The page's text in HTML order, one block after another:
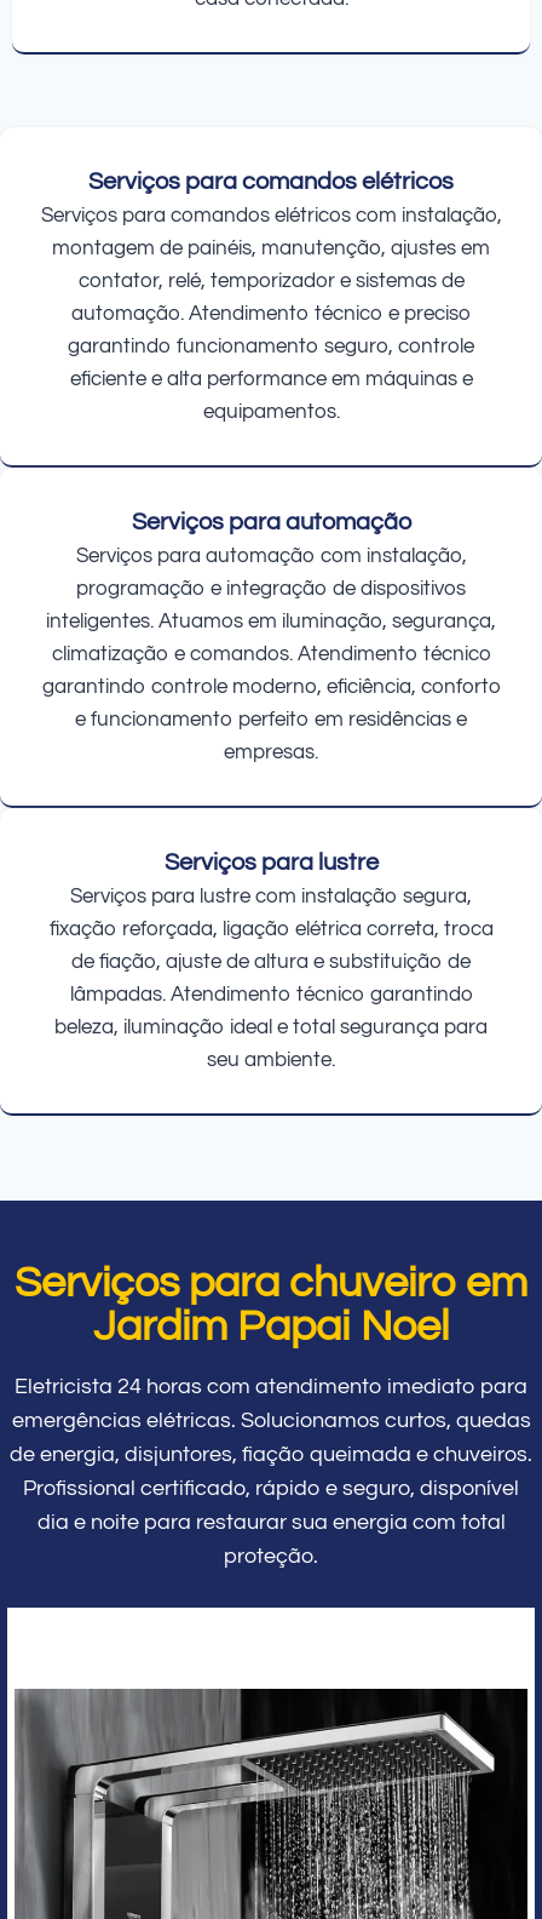
Serviços para comandos elétricos
Serviços para comandos elétricos com instalação,
montagem de painéis, manutenção, ajustes em
contator, relé, temporizador e sistemas de
automação. Atendimento técnico e preciso
garantindo funcionamento seguro, controle
eficiente e alta performance em máquinas e
equipamentos.
Serviços para automação
Serviços para automação com instalação,
programação e integração de dispositivos
inteligentes. Atuamos em iluminação, segurança,
climatização e comandos. Atendimento técnico
garantindo controle moderno, eficiência, conforto
e funcionamento perfeito em residências e
empresas.
Serviços para lustre
Serviços para lustre com instalação segura,
fixação reforçada, ligação elétrica correta, troca
de fiação, ajuste de altura e substituição de
lâmpadas. Atendimento técnico garantindo
beleza, iluminação ideal e total segurança para
seu ambiente.
Serviços para chuveiro em
Jardim Papai Noel
Eletricista 24 horas com atendimento imediato para
emergências elétricas. Solucionamos curtos, quedas
de energia, disjuntores, fiação queimada e chuveiros.
Profissional certificado, rápido e seguro, disponível
dia e noite para restaurar sua energia com total
proteção.